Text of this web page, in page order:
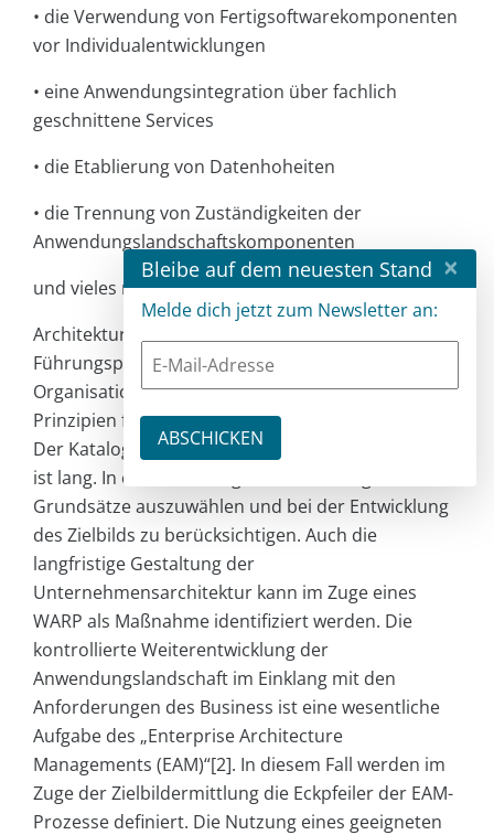
• die Verwendung von Fertigsoftwarekomponenten
vor Individualentwicklungen
• eine Anwendungsintegration über fachlich
geschnittene Services
• die Etablierung von Datenhoheiten
• die Trennung von Zuständigkeiten der
Anwendungslandschaftskomponenten
und vieles mehr
Architekturprinzipien sind kategorisiert, z. B. nach
Führungsprinzipien, Management und
Organisationsprinzipien, Applikationsprinzipien,
Prinzipien für Daten/Information und Technologie.
Der Katalog der möglichen Architekturprinzipien
ist lang. In einem WARP gilt es, die richtigen
Grundsätze auszuwählen und bei der Entwicklung
des Zielbilds zu berücksichtigen. Auch die
langfristige Gestaltung der
Unternehmensarchitektur kann im Zuge eines
WARP als Maßnahme identifiziert werden. Die
kontrollierte Weiterentwicklung der
Anwendungslandschaft im Einklang mit den
Anforderungen des Business ist eine wesentliche
Aufgabe des „Enterprise Architecture
Managements (EAM)“[2]. In diesem Fall werden im
Zuge der Zielbildermittlung die Eckpfeiler der EAM-
Prozesse definiert. Die Nutzung eines geeigneten
Bleibe auf dem neuesten Stand ×
Melde dich jetzt zum Newsletter an: